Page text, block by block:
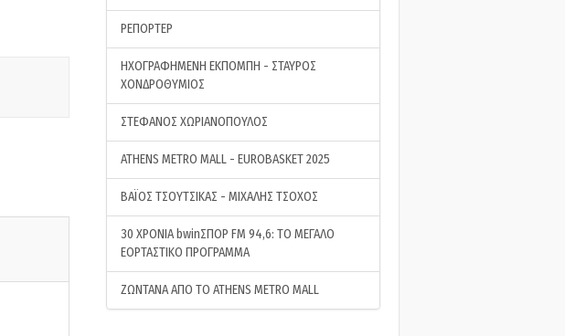
ΡΕΠΟΡΤΕΡ
ΗΧΟΓΡΑΦΗΜΕΝΗ ΕΚΠΟΜΠΗ - ΣΤΑΥΡΟΣ
ΧΟΝΔΡΟΘΥΜΙΟΣ
ΣΤΕΦΑΝΟΣ ΧΩΡΙΑΝΟΠΟΥΛΟΣ
ATHENS METRO MALL - EUROBASKET 2025
ΒΑΪΟΣ ΤΣΟΥΤΣΙΚΑΣ - ΜΙΧΑΛΗΣ ΤΣΟΧΟΣ
30 ΧΡΟΝΙΑ bwinΣΠΟΡ FM 94,6: ΤΟ ΜΕΓΑΛΟ
ΕΟΡΤΑΣΤΙΚΟ ΠΡΟΓΡΑΜΜΑ
ΖΩΝΤΑΝΑ ΑΠΟ ΤΟ ATHENS METRO MALL